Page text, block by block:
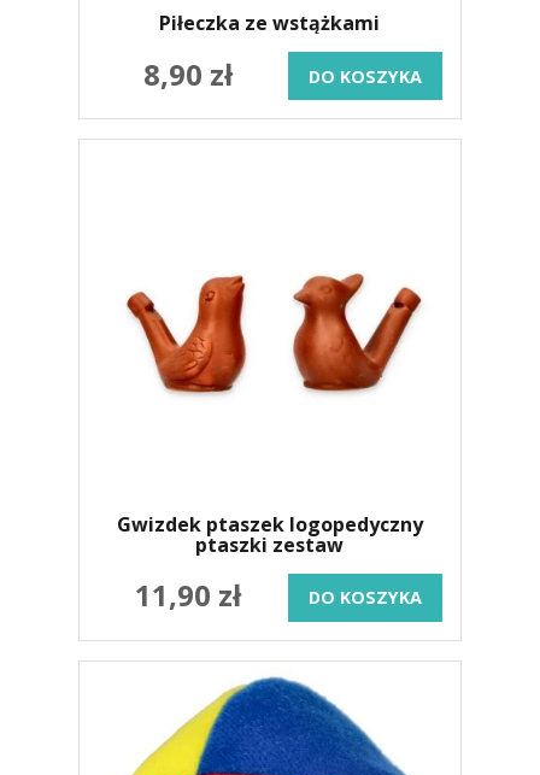
Piłeczka ze wstążkami
8,90 zł DO KOSZYKA
Gwizdek ptaszek logopedyczny
ptaszki zestaw
11,90 zł DO KOSZYKA